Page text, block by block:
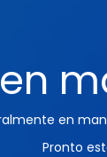
en
Pronto